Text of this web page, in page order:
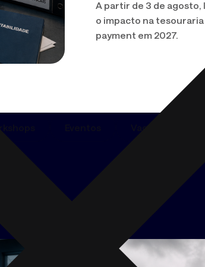
plural, IA na
verdade.
A partir de 3 de agosto,
o impacto na
payment em 2027.